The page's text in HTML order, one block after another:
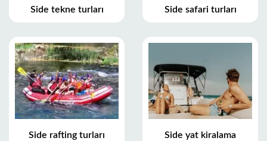
Side tekne turları Side safari turları
Side rafting turları Side yat kiralama